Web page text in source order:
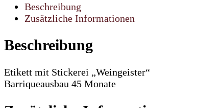
Magnum
Beschreibung
Zusätzliche Informationen
Beschreibung
Etikett mit Stickerei „Weingeister“
Barriqueausbau 45 Monate